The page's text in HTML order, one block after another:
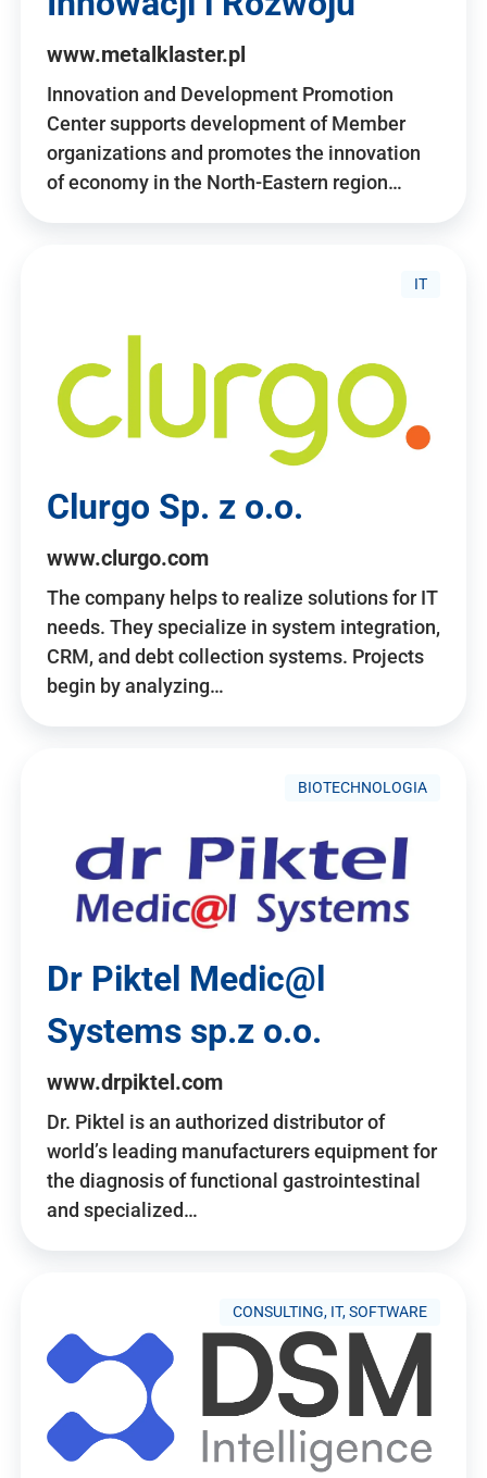
www.metalklaster.pl
Innovation and Development Promotion
Center supports development of Member
organizations and promotes the innovation
of economy in the North-Eastern region…
IT
Clurgo Sp. z o.o.
www.clurgo.com
The company helps to realize solutions for IT
needs. They specialize in system integration,
CRM, and debt collection systems. Projects
begin by analyzing…
BIOTECHNOLOGIA
Dr Piktel Medic@l
Systems sp.z o.o.
www.drpiktel.com
Dr. Piktel is an authorized distributor of
world’s leading manufacturers equipment for
the diagnosis of functional gastrointestinal
and specialized…
CONSULTING, IT, SOFTWARE